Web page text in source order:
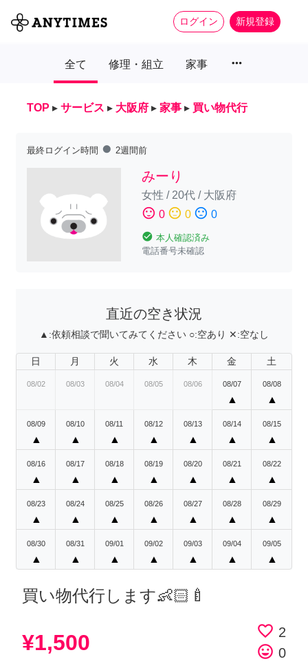
ログイン 新規登録
全て 修理・組立 家事 more_horiz
TOP ▸ サービス ▸ 大阪府 ▸ 家事 ▸ 買い物代行
最終ログイン時間 fiber_manual_record 2週間前
みーり
女性 / 20代/ 大阪府
sentiment_satisfied 0 sentiment_neutral 0 sentiment_dissatisfied 0
check_circle 本人確認済み
電話番号未確認
直近の空き状況
▲:依頼相談で聞いてみてください ○:空あり ✕:空なし
日 月 火 水 木 金 土
08/02 08/03 08/04 08/05 08/06 08/07
▲
08/08
▲
08/09
▲
08/10
▲
08/11
▲
08/12
▲
08/13
▲
08/14
▲
08/15
▲
08/16
▲
08/17
▲
08/18
▲
08/19
▲
08/20
▲
08/21
▲
08/22
▲
08/23
▲
08/24
▲
08/25
▲
08/26
▲
08/27
▲
08/28
▲
08/29
▲
08/30
▲
08/31
▲
09/01
▲
09/02
▲
09/03
▲
09/04
▲
09/05
▲
買い物代行します👶🏻🍼
¥1,500 favorite_border 2
tag_faces 0